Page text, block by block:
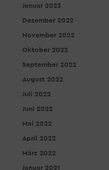
Januar 2023
Dezember 2022
November 2022
Oktober 2022
September 2022
August 2022
Juli 2022
Juni 2022
Mai 2022
April 2022
März 2022
Januar 2021